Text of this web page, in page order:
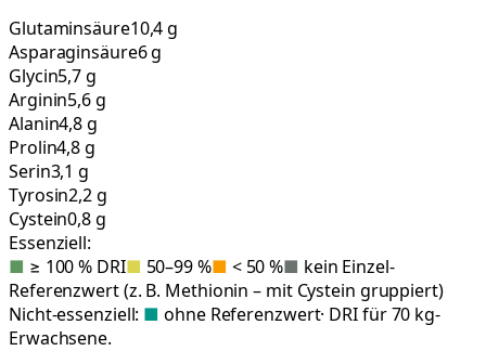
Glutaminsäure10,4 g
Asparaginsäure6 g
Glycin5,7 g
Arginin5,6 g
Alanin4,8 g
Prolin4,8 g
Serin3,1 g
Tyrosin2,2 g
Cystein0,8 g
Essenziell:
■ ≥ 100 % DRI■ 50–99 %■ < 50 %■ kein Einzel-
Referenzwert (z. B. Methionin – mit Cystein gruppiert)
Nicht-essenziell: ■ ohne Referenzwert· DRI für 70 kg-
Erwachsene.